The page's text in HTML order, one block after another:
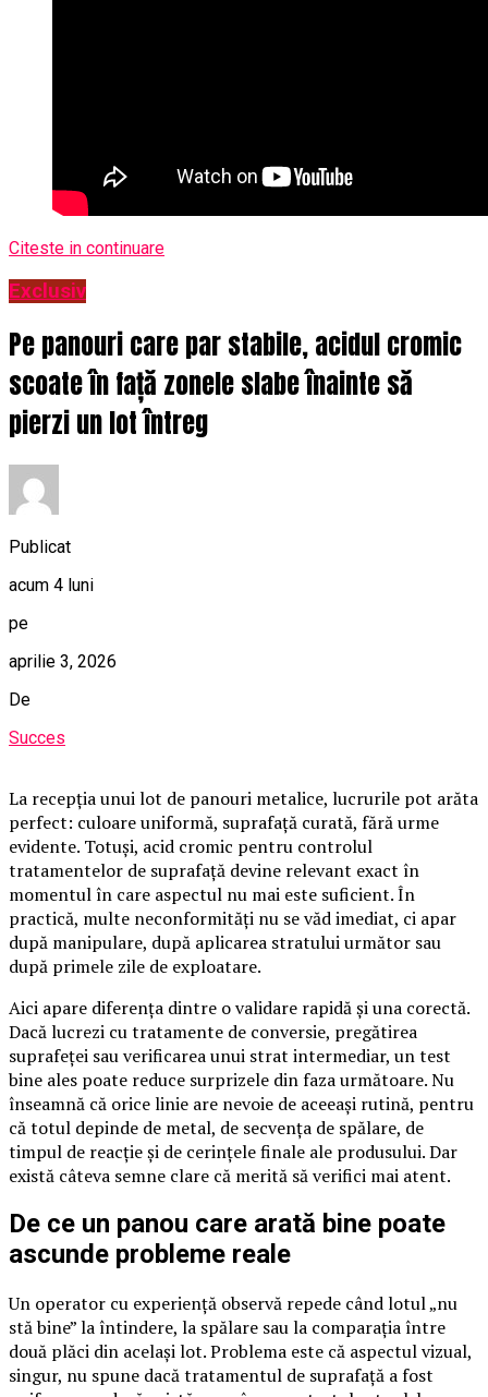
Citeste in continuare
Exclusiv
Pe panouri care par stabile, acidul cromic
scoate în față zonele slabe înainte să
pierzi un lot întreg
Publicat
acum 4 luni
pe
aprilie 3, 2026
De
Succes
La recepția unui lot de panouri metalice, lucrurile pot arăta
perfect: culoare uniformă, suprafață curată, fără urme
evidente. Totuși, acid cromic pentru controlul
tratamentelor de suprafață devine relevant exact în
momentul în care aspectul nu mai este suficient. În
practică, multe neconformități nu se văd imediat, ci apar
după manipulare, după aplicarea stratului următor sau
după primele zile de exploatare.
Aici apare diferența dintre o validare rapidă și una corectă.
Dacă lucrezi cu tratamente de conversie, pregătirea
suprafeței sau verificarea unui strat intermediar, un test
bine ales poate reduce surprizele din faza următoare. Nu
înseamnă că orice linie are nevoie de aceeași rutină, pentru
că totul depinde de metal, de secvența de spălare, de
timpul de reacție și de cerințele finale ale produsului. Dar
există câteva semne clare că merită să verifici mai atent.
De ce un panou care arată bine poate
ascunde probleme reale
Un operator cu experiență observă repede când lotul „nu
stă bine” la întindere, la spălare sau la comparația între
două plăci din același lot. Problema este că aspectul vizual,
singur, nu spune dacă tratamentul de suprafață a fost